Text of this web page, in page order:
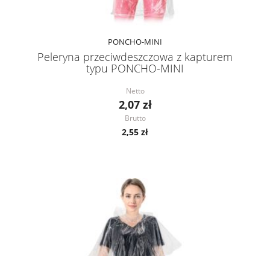
PONCHO-MINI
Peleryna przeciwdeszczowa z kapturem
typu PONCHO-MINI
Netto
2,07 zł
Brutto
2,55 zł